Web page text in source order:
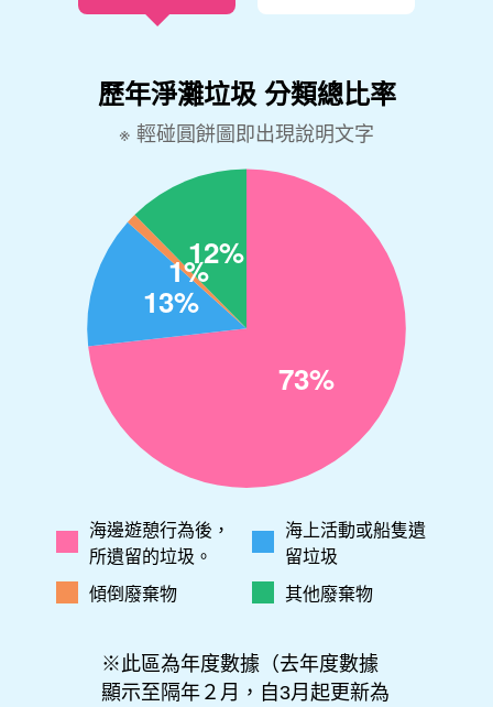
海邊遊憩行為後，
所遺留的垃圾。
海上活動或船隻遺
留垃圾
傾倒廢棄物
其他廢棄物
※此區為年度數據（去年度數據
顯示至隔年２月，自3月起更新為